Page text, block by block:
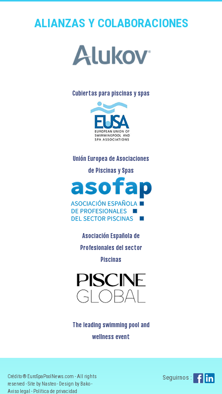
ALIANZAS Y COLABORACIONES
Cubiertas para piscinas y spas
Unión Europea de Asociaciones
de Piscinas y Spas
Asociación Española de
Profesionales del sector
Piscinas
The leading swimming pool and
wellness event
Crédito ® EuroSpaPoolNews.com - All rights
reserved - Site by Nasteo - Design by Bako -
Aviso legal - Política de privacidad
Seguirnos :